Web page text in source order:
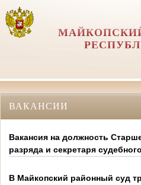
ВАКАНСИИ
Вакансия на должность
разряда и секретаря
В Майкопский районный суд